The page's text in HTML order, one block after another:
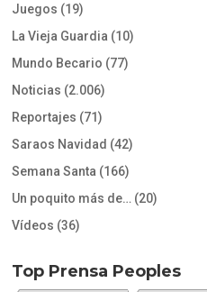
Juegos (19)
La Vieja Guardia (10)
Mundo Becario (77)
Noticias (2.006)
Reportajes (71)
Saraos Navidad (42)
Semana Santa (166)
Un poquito más de… (20)
Vídeos (36)
Top Prensa Peoples